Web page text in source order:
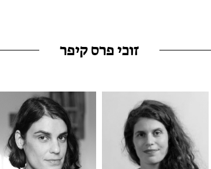
זוכי פרס קיפר